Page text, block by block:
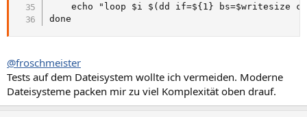
echo "loop $i $(dd if=${1} bs=$writesize
done
@froschmeister
Tests auf dem Dateisystem wollte ich vermeiden. Moderne
Dateisysteme packen mir zu viel Komplexität oben drauf.